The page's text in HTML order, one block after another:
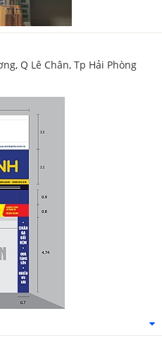
Q Lê Chân, Tp Hải Phòng